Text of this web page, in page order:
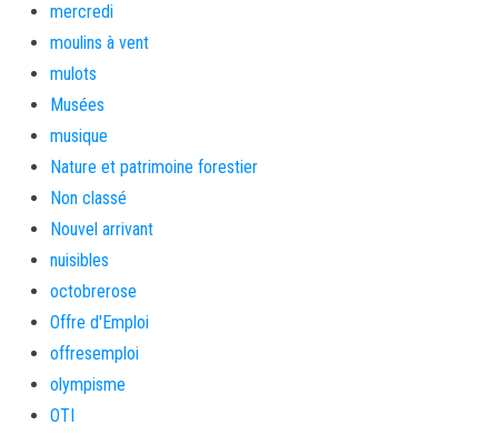
mercredi
moulins à vent
mulots
Musées
musique
Nature et patrimoine forestier
Non classé
Nouvel arrivant
nuisibles
octobrerose
Offre d'Emploi
offresemploi
olympisme
OTI